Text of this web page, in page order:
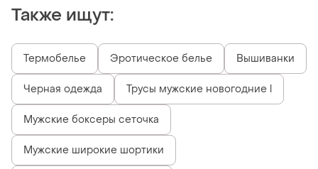
Также ищут:
Термобелье Эротическое белье Вышиванки
Черная одежда Трусы мужские новогодние l
Мужские боксеры сеточка
Мужские широкие шортики